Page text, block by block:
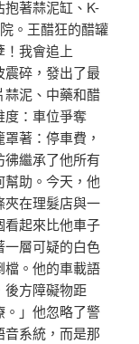
著蒜泥缸、K-
。王醋狂的醋罐
！我會追上
碎，發出了最
蒜泥、中藥和醋
度：車位爭奪
著：停車費，
繼承了他所有
幫助。今天，他
夾在理髮店與一
看起來比他車子
一層可疑的白色
檔。他的車載語
後方障礙物距
。」他忽略了警
系統，而是那